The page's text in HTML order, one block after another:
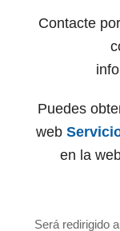
Contacte
Puedes
web
en la
Será redirigido